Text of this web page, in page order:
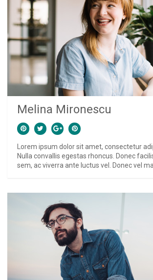
Melina Mironescu
Lorem ipsum dolor sit amet, consectetur
Nulla convallis egestas rhoncus. Donec
sem, ac viverra ante luctus vel. Donec vel